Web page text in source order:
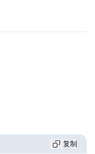
复制